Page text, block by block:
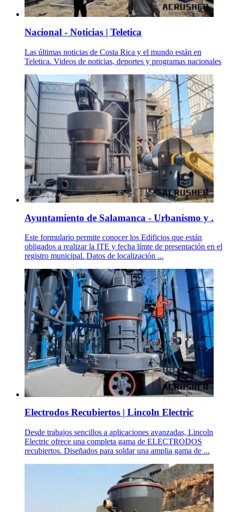
Nacional - Noticias | Teletica
Las últimas noticias de Costa Rica y el mundo están en
Teletica. Videos de noticias, deportes y programas nacionales
Ayuntamiento de Salamanca - Urbanismo y .
Este formulario permite conocer los Edificios que están
obligados a realizar la ITE y fecha límte de presentación en el
registro municipal. Datos de localización ...
Electrodos Recubiertos | Lincoln Electric
Desde trabajos sencillos a aplicaciones avanzadas, Lincoln
Electric ofrece una completa gama de ELECTRODOS
recubiertos. Diseñados para soldar una amplia gama de ...